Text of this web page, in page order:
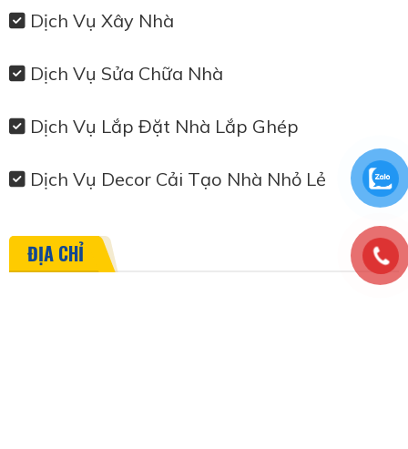
Dịch Vụ Xây Nhà
Dịch Vụ Sửa Chữa Nhà
Dịch Vụ Lắp Đặt Nhà Lắp Ghép
Dịch Vụ Decor Cải Tạo Nhà Nhỏ Lẻ
ĐỊA CHỈ